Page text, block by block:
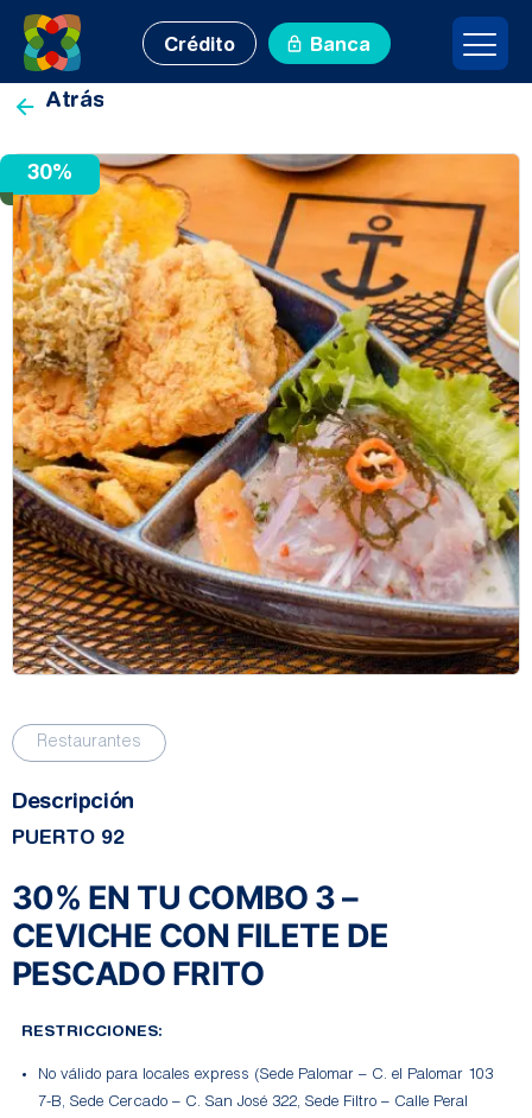
Crédito Banca
Porcentaje
Atrás
30%
Restaurantes
Descripción
PUERTO 92
30% EN TU COMBO 3 –
CEVICHE CON FILETE DE
PESCADO FRITO
RESTRICCIONES:
No válido para locales express (Sede Palomar – C. el Palomar 103
7-B, Sede Cercado – C. San José 322, Sede Filtro – Calle Peral